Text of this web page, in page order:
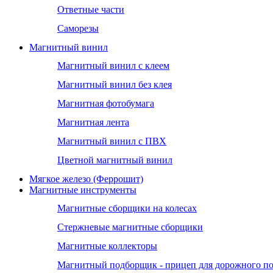
Ответные части
Саморезы
Магнитный винил
Магнитный винил с клеем
Магнитный винил без клея
Магнитная фотобумага
Магнитная лента
Магнитный винил с ПВХ
Цветной магнитный винил
Мягкое железо (Феррошит)
Магнитные инструменты
Магнитные сборщики на колесах
Стержневые магнитные сборщики
Магнитные коллекторы
Магнитный подборщик - прицеп для дорожного